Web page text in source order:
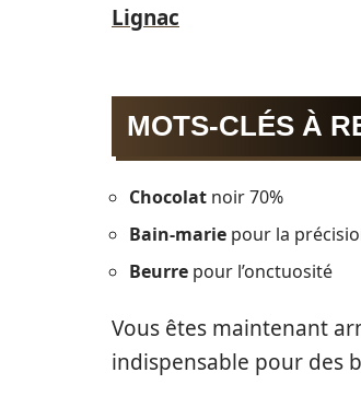
Lignac
MOTS-CLÉS À
Chocolat noir 70%
Bain-marie pour la
Beurre pour l’onctuosité
Vous êtes maintenant
indispensable pour des